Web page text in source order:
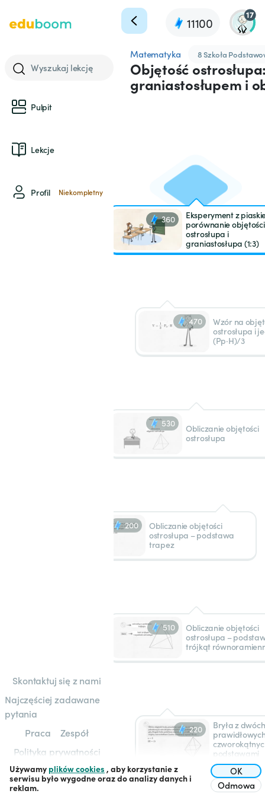
11100
17
Wyszukaj lekcję
Pulpit
Lekcje
Profil Niekompletny
Skontaktuj się z nami
Najczęściej zadawane
pytania
Praca
Zespół
Polityka prywatności
Regulamin
Matematyka 8 Szkoła
Objętość
graniastosłupem i
360
Eksperyment z
porównanie objętości
ostrosłupa i
graniastosłupa (1:3)
470
Wzór na
ostrosłupa i
(Pp·H)/3
530
Obliczanie objętości
ostrosłupa
200
Obliczanie objętości
ostrosłupa – podstawa
trapez
510
Obliczanie objętości
ostrosłupa –
trójkąt
220
Bryła z
podstawami
Używamy plików cookies , aby korzystanie z
serwisu było wygodne oraz do analizy danych i
reklam.
Odmowa
OK